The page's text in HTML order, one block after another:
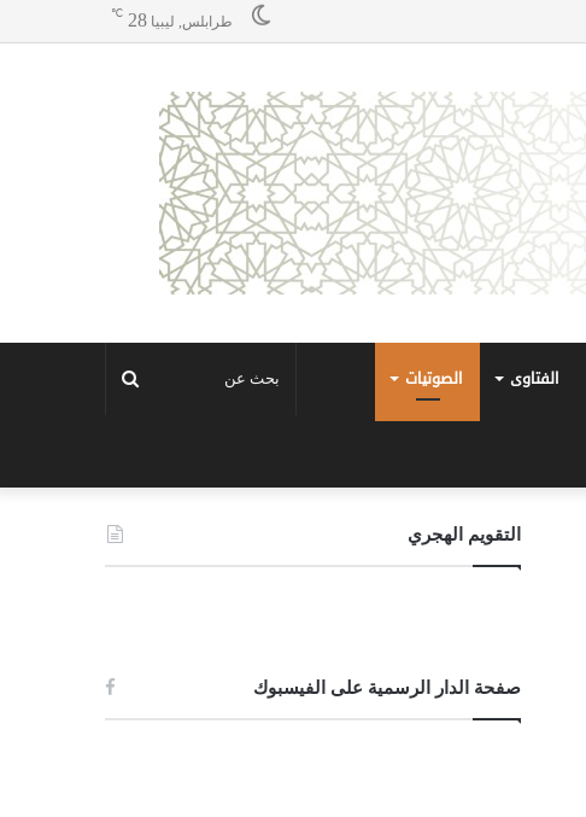
طرابلس, ليبيا 28
℃
الفتاوى الصوتيات
التقويم الهجري
صفحة الدار الرسمية على الفيسبوك